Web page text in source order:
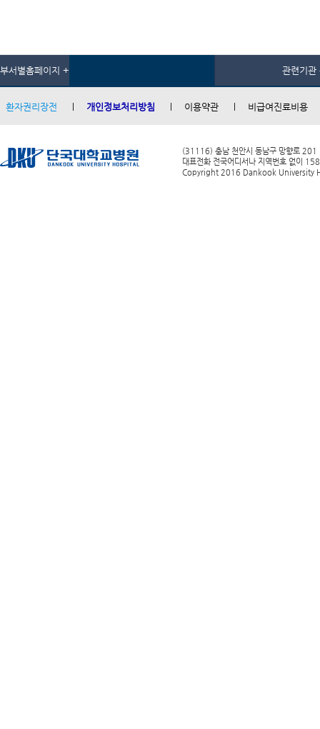
부서별홈페이지 + 관련기관
환자권리장전 개인정보처리방침 이용약관 비급여진료비용
(31116) 충남 천안시 동남구 망향로 201
대표전화 전국어디서나 지역번호 없이
Copyright 2016 Dankook University